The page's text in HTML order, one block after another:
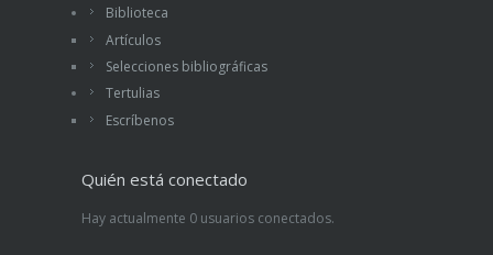
Biblioteca
Artículos
Selecciones bibliográficas
Tertulias
Escríbenos
Quién está conectado
Hay actualmente 0 usuarios conectados.